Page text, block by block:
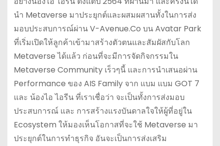
นำ Metaverse มาประยุกต์และผสมผสานทั้งในการส่ง
มอบประสบการณ์ผ่าน V-Avenue.Co บน Avatar Park
ที่เริ่มเปิดให้ลูกค้าเข้ามาสร้างตัวตนและสัมผัสกับโลก
Metaverse ได้แล้ว ก่อนที่จะมีการจัดกิจกรรมใน
Metaverse Community เร็วๆนี้ และการนำเสนอผ่าน
Performance ของ AIS Family จาก แบม แบม GOT 7
และ น้องไอ ไอรีน ที่เราเชื่อว่า จะเป็นทั้งการส่งมอบ
ประสบการณ์ และ การสร้างแรงบันดาลใจให้ผู้ที่อยู่ใน
Ecosystem ให้มองเห็นโอกาสที่จะใช้ Metaverse มา
ประยุกต์ในการทำธุรกิจ อันจะเป็นการส่งเสริม